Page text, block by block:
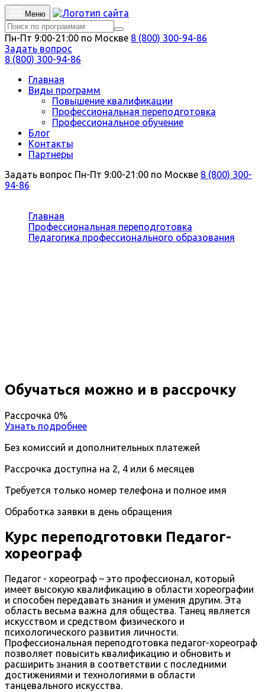
Меню
Пн-Пт 9:00-21:00 по Москве 8 (800) 300-94-86
Задать вопрос
8 (800) 300-94-86
Главная
Виды программ
Повышение квалификации
Профессиональная переподготовка
Профессиональное обучение
Блог
Контакты
Партнеры
Задать вопрос Пн-Пт 9:00-21:00 по Москве 8 (800) 300-
94-86
Главная
Профессиональная переподготовка
Педагогика профессионального образования
Обучаться можно и в рассрочку
Рассрочка 0%
Узнать подробнее
Без комиссий и дополнительных платежей
Рассрочка доступна на 2, 4 или 6 месяцев
Требуется только номер телефона и полное имя
Обработка заявки в день обращения
Курс переподготовки Педагог-
хореограф
Педагог - хореограф – это профессионал, который
имеет высокую квалификацию в области хореографии
и способен передавать знания и умения другим. Эта
область весьма важна для общества. Танец является
искусством и средством физического и
психологического развития личности.
Профессиональная переподготовка педагог-хореограф
позволяет повысить квалификацию и обновить и
расширить знания в соответствии с последними
достижениями и технологиями в области
танцевального искусства.